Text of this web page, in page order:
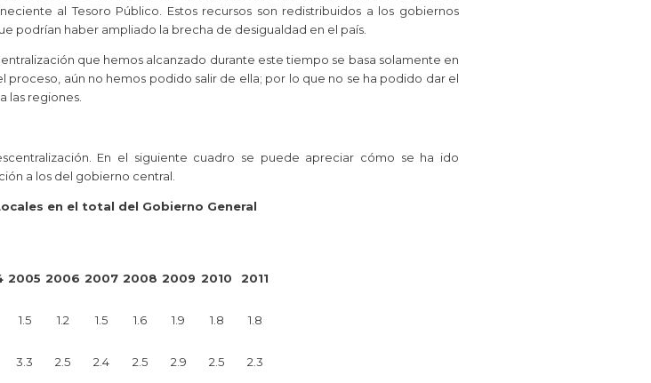
al Tesoro Público. Estos recursos son redistribuidos a los gobiernos
podrían haber ampliado la brecha de desigualdad en el país.
que hemos alcanzado durante este tiempo se basa solamente en
aún no hemos podido salir de ella; por lo que no se ha podido dar el
las regiones.
En el siguiente cuadro se puede apreciar cómo se ha ido
a los del gobierno central.
en el total del Gobierno General
2005 2006 2007 2008 2009 2010 2011
1.5 1.2 1.5 1.6 1.9 1.8 1.8
3.3 2.5 2.4 2.5 2.9 2.5 2.3